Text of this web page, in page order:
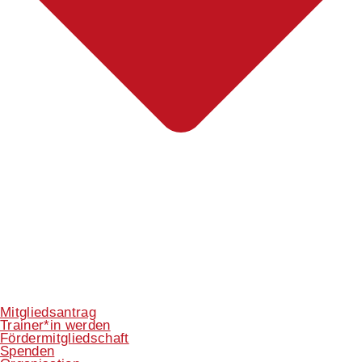
Mitgliedsantrag
Trainer*in werden
Fördermitgliedschaft
Spenden